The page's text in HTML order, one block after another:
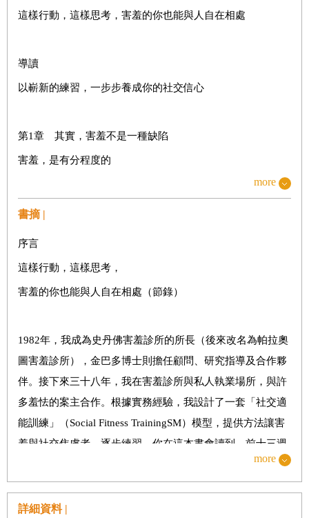
這樣行動，這樣思考，害羞的你也能與人自在相處
導讀
以嶄新的練習，一步步養成你的社交信心
第1章 其實，害羞不是一種缺陷
害羞，是有分程度的
親愛的，那不是你的錯
小心，這種崇尚競爭的環境有毒！
外向的人，也會害羞嗎？
讓害羞變成問題的元凶
愈害羞，愈痛苦？你陷入害羞的惡性循環了嗎？
more
書摘 |
序言
這樣行動，這樣思考，
害羞的你也能與人自在相處（節錄）
1982年，我成為史丹佛害羞診所的所長（後來改名為帕拉奧
圖害羞診所），金巴多博士則擔任顧問、研究指導及合作夥
伴。接下來三十八年，我在害羞診所與私人執業場所，與許
多羞怯的案主合作。根據實務經驗，我設計了一套「社交適
能訓練」（Social Fitness TrainingSM）模型，提供方法讓害
羞與社交焦慮者，逐步練習。你在這本書會讀到，前十三週
會根據瑞克．海因伯格（Rick Heimberg）和黛博拉．霍普
（Debra Hope）的研究，採取認知行為治療，並做角色扮
演；後十三週則包含社交技巧訓練，以及學會建立親密關
more
詳細資料 |